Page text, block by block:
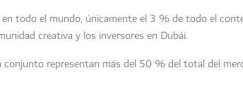
todo el mundo, únicamente el 3 % de todo el
creativa y los inversores en Dubái.
representan más del 50 % del total del